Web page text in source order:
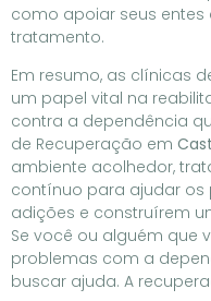
como apoiar seus
tratamento.
Em resumo, as clínicas
um papel vital na
contra a dependência
de Recuperação em
ambiente acolhedor,
contínuo para ajudar os
adições e construírem
Se você ou alguém que
problemas com a
buscar ajuda. A